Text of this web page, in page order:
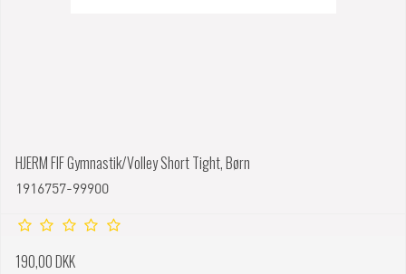
HJERM FIF Gymnastik/Volley Short Tight, Børn
1916757-99900
190,00 DKK